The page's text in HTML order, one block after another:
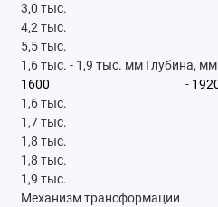
3,0 тыс.
4,2 тыс.
5,5 тыс.
1,6 тыс. - 1,9 тыс. мм Глубина, мм
-
1,6 тыс.
1,7 тыс.
1,8 тыс.
1,8 тыс.
1,9 тыс.
Механизм трансформации